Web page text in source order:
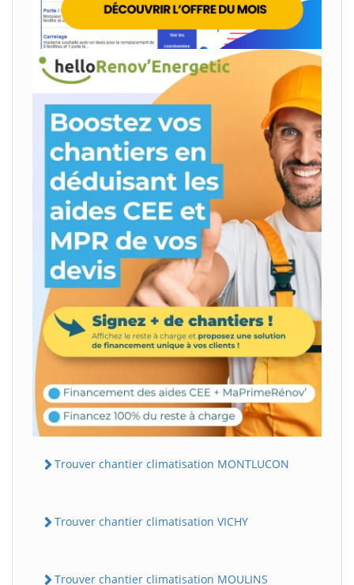
Trouver chantier climatisation MONTLUCON
Trouver chantier climatisation VICHY
Trouver chantier climatisation MOULINS